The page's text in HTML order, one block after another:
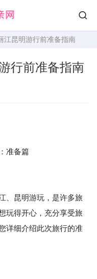
江昆明游行前准备指南
行前准备指南
准备篇
、昆明游玩，是许多旅
玩得开心，充分享受旅
详细介绍此次旅行的准